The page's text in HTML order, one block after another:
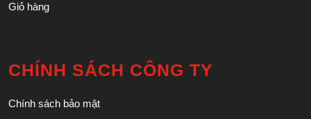
Giỏ hàng
CHÍNH SÁCH CÔNG TY
Chính sách bảo mật